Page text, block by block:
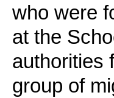
who were
at the
authorities
group of